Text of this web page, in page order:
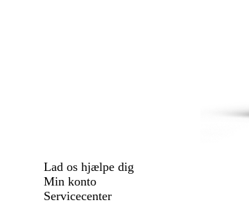
Lad os hjælpe dig
Min konto
Servicecenter